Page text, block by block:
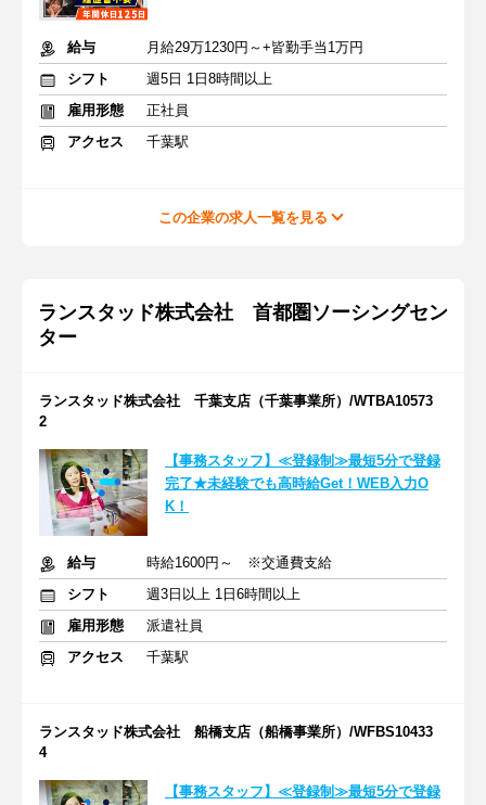
給与
月給29万1230円～+皆勤手当1万円
シフト
週5日 1日8時間以上
雇用形態
正社員
アクセス
千葉駅
この企業の求人一覧を見る
ランスタッド株式会社 首都圏ソーシングセン
ター
ランスタッド株式会社 千葉支店（千葉事業所）/WTBA10573
2
【事務スタッフ】≪登録制≫最短5分で登録
完了★未経験でも高時給Get！WEB入力O
K！
給与
時給1600円～ ※交通費支給
シフト
週3日以上 1日6時間以上
雇用形態
派遣社員
アクセス
千葉駅
ランスタッド株式会社 船橋支店（船橋事業所）/WFBS10433
4
【事務スタッフ】≪登録制≫最短5分で登録